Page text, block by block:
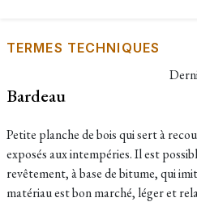
TERMES TECHNIQUES
Bardeau
Petite planche de bois qui sert à
exposés aux intempéries. Il est
revêtement, à base de bitume, qui
matériau est bon marché, léger et